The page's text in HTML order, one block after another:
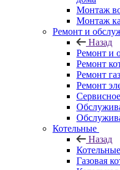
Монтаж
Монтаж
Ремонт и
Назад
Ремонт и
Ремонт
Ремонт
Ремонт
Котельные
Назад
Котельные
Газовая